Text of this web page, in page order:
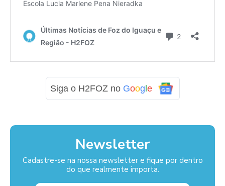
Siga o H2FOZ no Google
Newsletter
Cadastre-se na nossa newsletter e fique por dentro
do que realmente importa.